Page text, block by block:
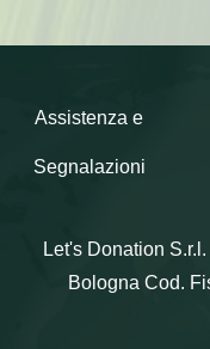
Assistenza e
Segnalazioni
Let's Donation S.r.l.
Bologna Cod.